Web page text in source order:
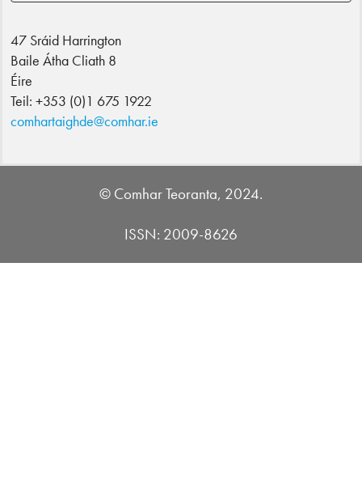
47 Sráid Harrington
Baile Átha Cliath 8
Éire
Teil: +353 (0)1 675 1922
comhartaighde@comhar.ie
© Comhar Teoranta, 2024.
ISSN: 2009-8626